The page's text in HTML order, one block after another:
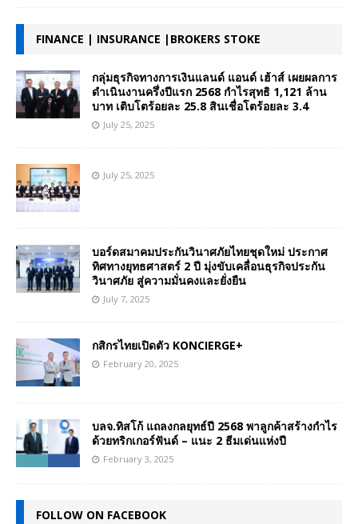
FINANCE | INSURANCE |BROKERS STOKE
กลุ่มธุรกิจทางการเงินแลนด์ แอนด์ เฮ้าส์ เผยผลการ
ดำเนินงานครึ่งปีแรก 2568 กำไรสุทธิ 1,121 ล้าน
บาท เติบโตร้อยละ 25.8 สินเชื่อโตร้อยละ 3.4
July 25, 2025
July 25, 2025
บอร์ดสมาคมประกันวินาศภัยไทยชุดใหม่ ประกาศ
ทิศทางยุทธศาสตร์ 2 ปี มุ่งขับเคลื่อนธุรกิจประกัน
วินาศภัย สู่ความมั่นคงและยั่งยืน
July 7, 2025
กสิกรไทยเปิดตัว KONCIERGE+
February 20, 2025
บลจ.ทิสโก้ แถลงกลยุทธ์ปี 2568 พาลูกค้าสร้างกำไร
ด้วยทริกเกอร์ฟันด์ – แนะ 2 ธีมเด่นแห่งปี
February 3, 2025
FOLLOW ON FACEBOOK